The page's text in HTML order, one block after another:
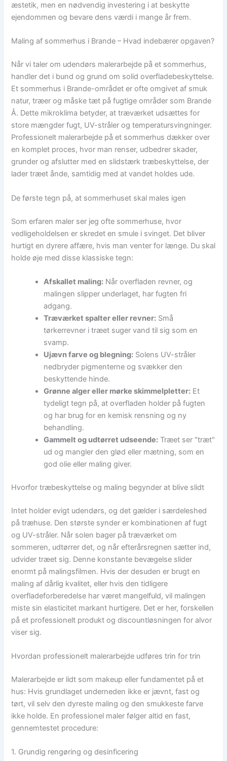
æstetik, men en nødvendig investering i at beskytte
ejendommen og bevare dens værdi i mange år frem.
Maling af sommerhus i Brande – Hvad indebærer opgaven?
Når vi taler om udendørs malerarbejde på et sommerhus,
handler det i bund og grund om solid overfladebeskyttelse.
Et sommerhus i Brande-området er ofte omgivet af smuk
natur, træer og måske tæt på fugtige områder som Brande
Å. Dette mikroklima betyder, at træværket udsættes for
store mængder fugt, UV-stråler og temperatursvingninger.
Professionelt malerarbejde på et sommerhus dækker over
en komplet proces, hvor man renser, udbedrer skader,
grunder og afslutter med en slidstærk træbeskyttelse, der
lader træet ånde, samtidig med at vandet holdes ude.
De første tegn på, at sommerhuset skal males igen
Som erfaren maler ser jeg ofte sommerhuse, hvor
vedligeholdelsen er skredet en smule i svinget. Det bliver
hurtigt en dyrere affære, hvis man venter for længe. Du skal
holde øje med disse klassiske tegn:
Afskallet maling: Når overfladen revner, og
malingen slipper underlaget, har fugten fri
adgang.
Træværket spalter eller revner: Små
tørkerrevner i træet suger vand til sig som en
svamp.
Ujævn farve og blegning: Solens UV-stråler
nedbryder pigmenterne og svækker den
beskyttende hinde.
Grønne alger eller mørke skimmelpletter: Et
tydeligt tegn på, at overfladen holder på fugten
og har brug for en kemisk rensning og ny
behandling.
Gammelt og udtørret udseende: Træet ser "træt"
ud og mangler den glød eller mætning, som en
god olie eller maling giver.
Hvorfor træbeskyttelse og maling begynder at blive slidt
Intet holder evigt udendørs, og det gælder i særdeleshed
på træhuse. Den største synder er kombinationen af fugt
og UV-stråler. Når solen bager på træværket om
sommeren, udtørrer det, og når efterårsregnen sætter ind,
udvider træet sig. Denne konstante bevægelse slider
enormt på malingsfilmen. Hvis der desuden er brugt en
maling af dårlig kvalitet, eller hvis den tidligere
overfladeforberedelse har været mangelfuld, vil malingen
miste sin elasticitet markant hurtigere. Det er her, forskellen
på et professionelt produkt og discountløsningen for alvor
viser sig.
Hvordan professionelt malerarbejde udføres trin for trin
Malerarbejde er lidt som makeup eller fundamentet på et
hus: Hvis grundlaget underneden ikke er jævnt, fast og
tørt, vil selv den dyreste maling og den smukkeste farve
ikke holde. En professionel maler følger altid en fast,
gennemtestet procedure:
1. Grundig rengøring og desinficering